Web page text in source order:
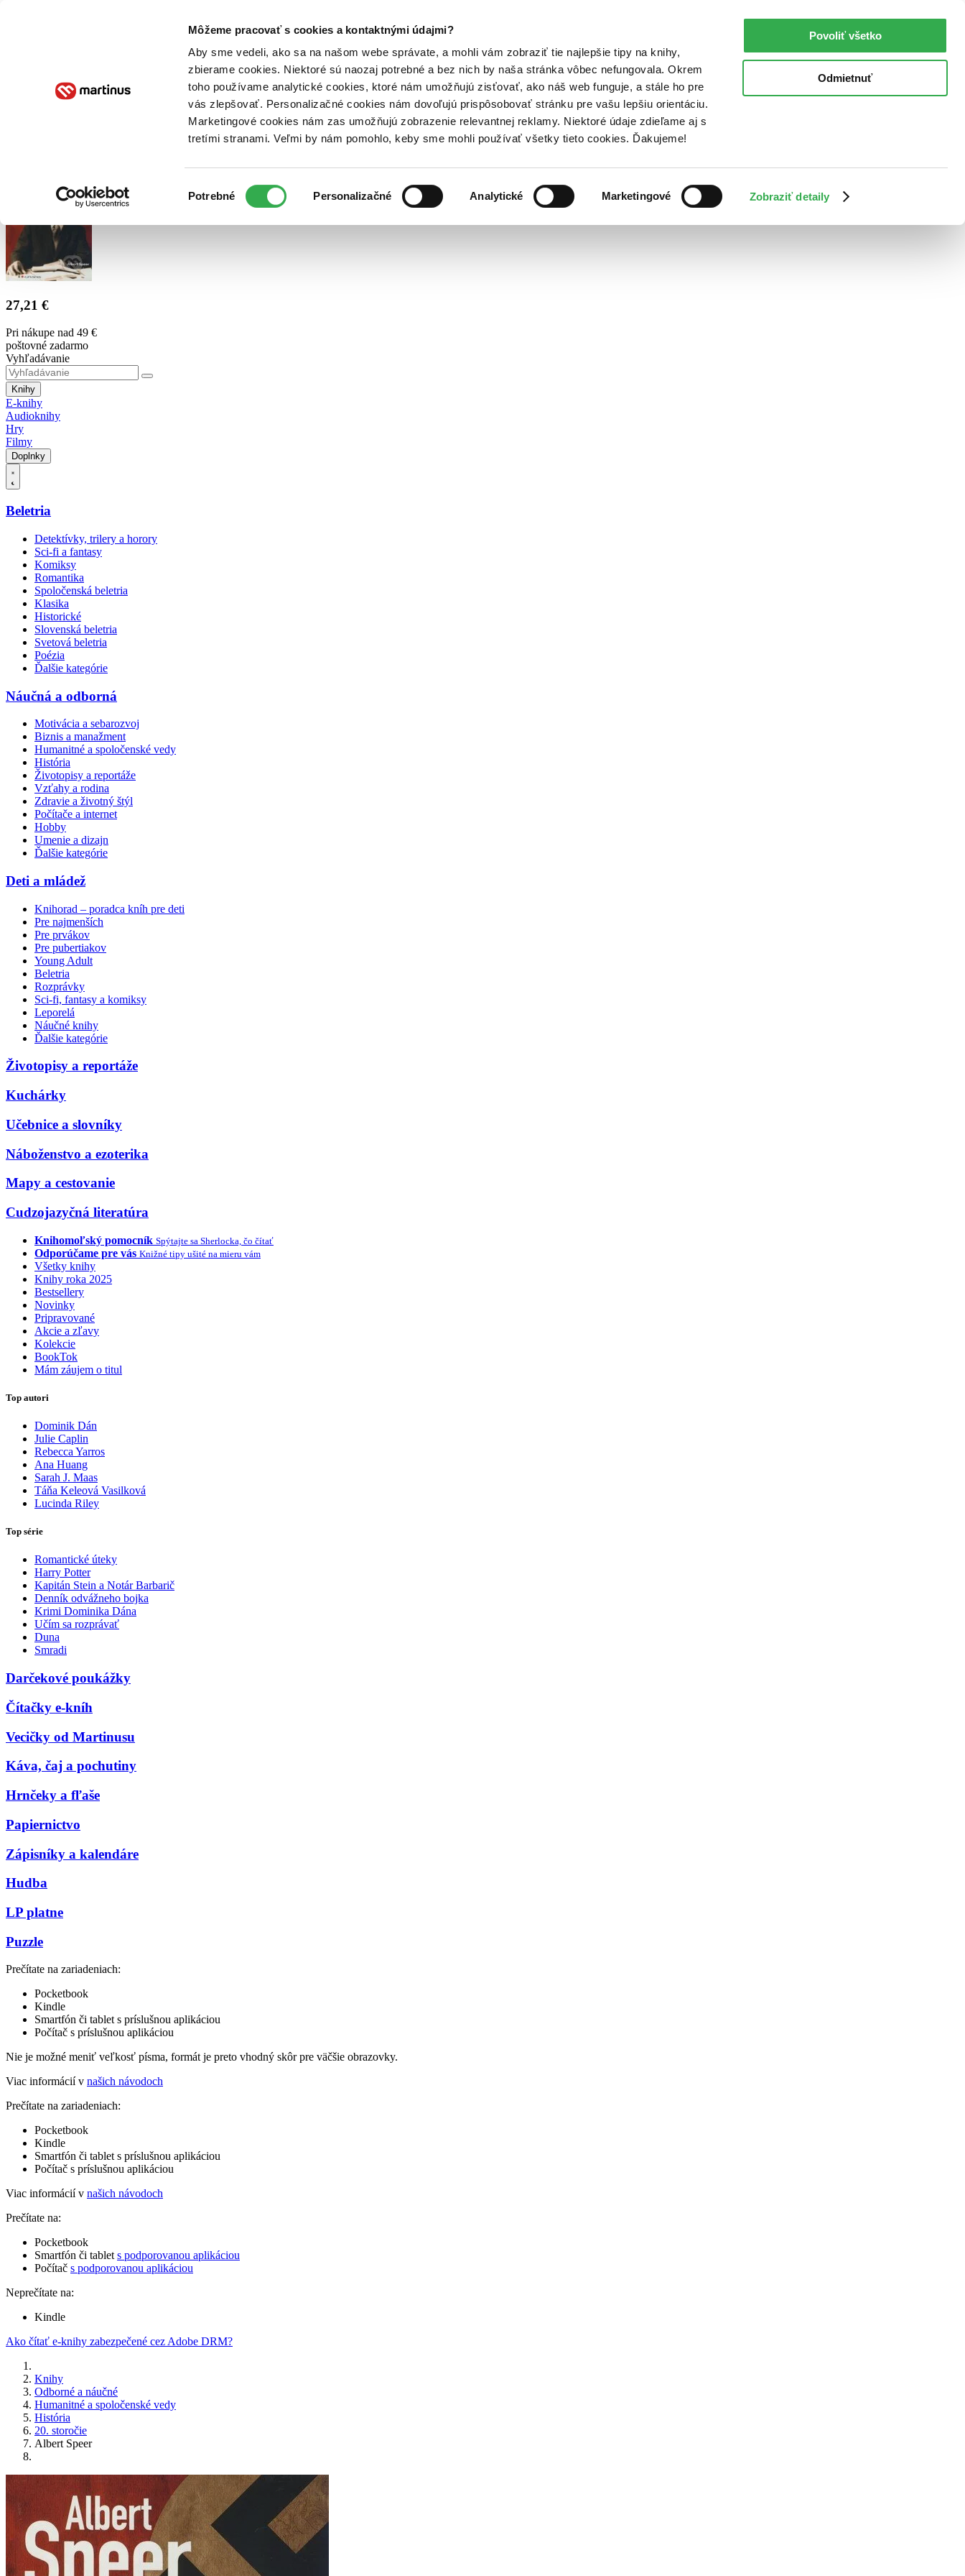
Môžeme pracovať s cookies a kontaktnými údajmi?
Aby sme vedeli, ako sa na našom webe správate, a mohli vám zobraziť tie najlepšie tipy na knihy,
zbierame cookies. Niektoré sú naozaj potrebné a bez nich by naša stránka vôbec nefungovala. Okrem
toho používame analytické cookies, ktoré nám umožňujú zisťovať, ako náš web funguje, a stále ho pre
vás zlepšovať. Personalizačné cookies nám dovoľujú prispôsobovať stránku pre vašu lepšiu orientáciu.
Marketingové cookies nám zas umožňujú zobrazenie relevantnej reklamy. Niektoré údaje zdieľame aj s
tretími stranami. Veľmi by nám pomohlo, keby sme mohli používať všetky tieto cookies. Ďakujeme!
súhlasu
Potrebné Personalizačné Analytické Marketingové Zobraziť detaily
Povoliť všetko
Odmietnuť
Poukážky Kontakt
27,21 €
Pri nákupe nad 49 €
poštovné zadarmo
Vyhľadávanie
Knihy
E-knihy
Audioknihy
Hry
Filmy
Doplnky
Beletria
Detektívky, trilery a horory
Sci-fi a fantasy
Komiksy
Romantika
Spoločenská beletria
Klasika
Historické
Slovenská beletria
Svetová beletria
Poézia
Ďalšie kategórie
Náučná a odborná
Motivácia a sebarozvoj
Biznis a manažment
Humanitné a spoločenské vedy
História
Životopisy a reportáže
Vzťahy a rodina
Zdravie a životný štýl
Počítače a internet
Hobby
Umenie a dizajn
Ďalšie kategórie
Deti a mládež
Knihorad – poradca kníh pre deti
Pre najmenších
Pre prvákov
Pre pubertiakov
Young Adult
Beletria
Rozprávky
Sci-fi, fantasy a komiksy
Leporelá
Náučné knihy
Ďalšie kategórie
Životopisy a reportáže
Kuchárky
Učebnice a slovníky
Náboženstvo a ezoterika
Mapy a cestovanie
Cudzojazyčná literatúra
Knihomoľský pomocník Spýtajte sa Sherlocka, čo čítať
Odporúčame pre vás Knižné tipy ušité na mieru vám
Všetky knihy
Knihy roka 2025
Bestsellery
Novinky
Pripravované
Akcie a zľavy
Kolekcie
BookTok
Mám záujem o titul
Top autori
Dominik Dán
Julie Caplin
Rebecca Yarros
Ana Huang
Sarah J. Maas
Táňa Keleová Vasilková
Lucinda Riley
Top série
Romantické úteky
Harry Potter
Kapitán Stein a Notár Barbarič
Denník odvážneho bojka
Krimi Dominika Dána
Učím sa rozprávať
Duna
Smradi
Darčekové poukážky
Čítačky e-kníh
Vecičky od Martinusu
Káva, čaj a pochutiny
Hrnčeky a fľaše
Papiernictvo
Zápisníky a kalendáre
Hudba
LP platne
Puzzle
Prečítate na zariadeniach:
Pocketbook
Kindle
Smartfón či tablet s príslušnou aplikáciou
Počítač s príslušnou aplikáciou
Nie je možné meniť veľkosť písma, formát je preto vhodný skôr pre väčšie obrazovky.
Viac informácií v našich návodoch
Prečítate na zariadeniach:
Pocketbook
Kindle
Smartfón či tablet s príslušnou aplikáciou
Počítač s príslušnou aplikáciou
Viac informácií v našich návodoch
Prečítate na:
Pocketbook
Smartfón či tablet s podporovanou aplikáciou
Počítač s podporovanou aplikáciou
Neprečítate na:
Kindle
Ako čítať e-knihy zabezpečené cez Adobe DRM?
Knihy
Odborné a náučné
Humanitné a spoločenské vedy
História
20. storočie
Albert Speer